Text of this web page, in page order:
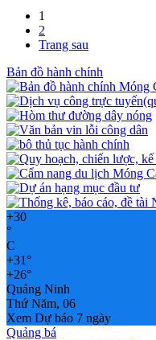
1
2
Trang sau
Bản đồ hành chính
+30
°
C
+31°
+26°
Quảng Ninh
Thứ Năm, 06
Xem Dự báo 7 ngày
Quảng bá